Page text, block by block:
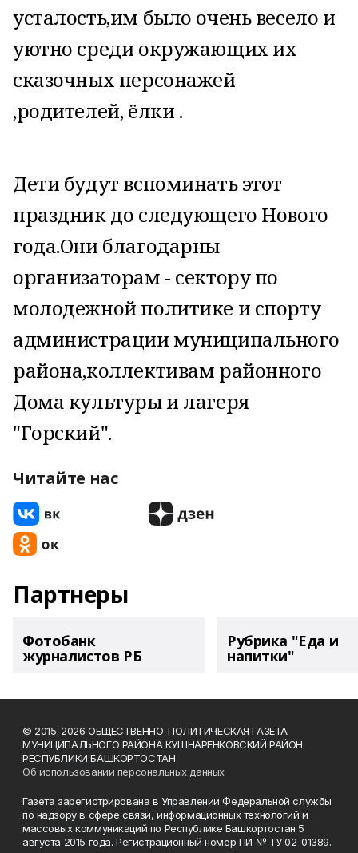
усталость,им было очень весело и
уютно среди окружающих их
сказочных персонажей
,родителей, ёлки .
Дети будут вспоминать этот
праздник до следующего Нового
года.Они благодарны
организаторам - сектору по
молодежной политике и спорту
администрации муниципального
района,коллективам районного
Дома культуры и лагеря
"Горский".
Читайте нас
Партнеры
Фотобанк
журналистов РБ
Рубрика "Еда и
напитки"
© 2015-2026 ОБЩЕСТВЕННО-ПОЛИТИЧЕСКАЯ ГАЗЕТА
МУНИЦИПАЛЬНОГО РАЙОНА КУШНАРЕНКОВСКИЙ РАЙОН
РЕСПУБЛИКИ БАШКОРТОСТАН
Об использовании персональных данных
Газета зарегистрирована в Управлении Федеральной службы
по надзору в сфере связи, информационных технологий и
массовых коммуникаций по Республике Башкортостан 5
августа 2015 года. Регистрационный номер ПИ № ТУ 02-01389.